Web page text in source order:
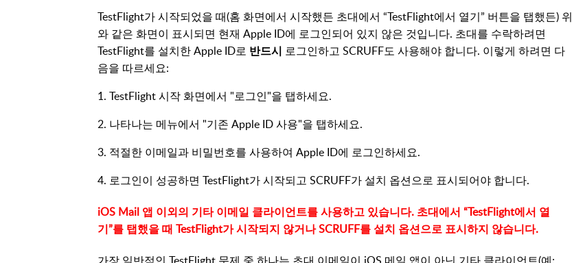
TestFlight가 시작되었을 때(홈 화면에서 시작했든 초대에서 “TestFlight에서 열기” 버튼을 탭했든) 위
와 같은 화면이 표시되면 현재 Apple ID에 로그인되어 있지 않은 것입니다. 초대를 수락하려면
TestFlight를 설치한 Apple ID로 반드시 로그인하고 SCRUFF도 사용해야 합니다. 이렇게 하려면 다
음을 따르세요:
1. TestFlight 시작 화면에서 "로그인"을 탭하세요.
2. 나타나는 메뉴에서 "기존 Apple ID 사용"을 탭하세요.
3. 적절한 이메일과 비밀번호를 사용하여 Apple ID에 로그인하세요.
4. 로그인이 성공하면 TestFlight가 시작되고 SCRUFF가 설치 옵션으로 표시되어야 합니다.
iOS Mail 앱 이외의 기타 이메일 클라이언트를 사용하고 있습니다. 초대에서 “TestFlight에서 열
기”를 탭했을 때 TestFlight가 시작되지 않거나 SCRUFF를 설치 옵션으로 표시하지 않습니다.